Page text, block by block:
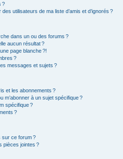
?
utilisateurs de ma liste d’amis et d’ignorés ?
dans un ou des forums ?
aucun résultat ?
page blanche ?!
?
messages et sujets ?
et les abonnements ?
m’abonner à un sujet spécifique ?
spécifique ?
?
sur ce forum ?
pièces jointes ?